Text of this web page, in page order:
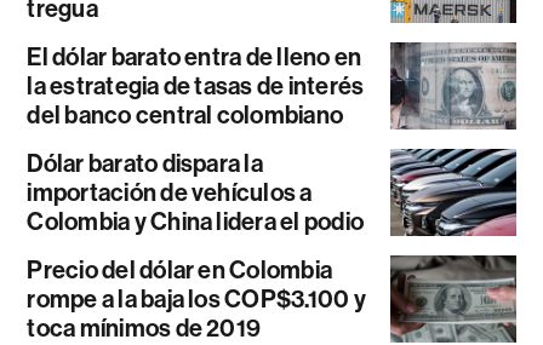
tregua
El dólar barato entra de lleno en
la estrategia de tasas de interés
del banco central colombiano
Dólar barato dispara la
importación de vehículos a
Colombia y China lidera el podio
Precio del dólar en Colombia
rompe a la baja los COP$3.100 y
toca mínimos de 2019